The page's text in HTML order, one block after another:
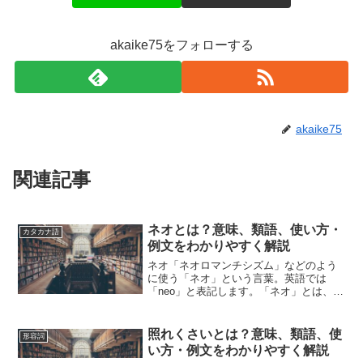
akaike75をフォローする
akaike75
関連記事
カタカナ語
ネオとは？意味、類語、使い方・
例文をわかりやすく解説
ネオ「ネオロマンチシズム」などのよう
に使う「ネオ」という言葉。英語では
「neo」と表記します。「ネオ」とは、ど
ついて、小説などの用例を紹介しなが
ら、わかりやすく解説して...
形容詞
照れくさいとは？意味、類語、使
い方・例文をわかりやすく解説